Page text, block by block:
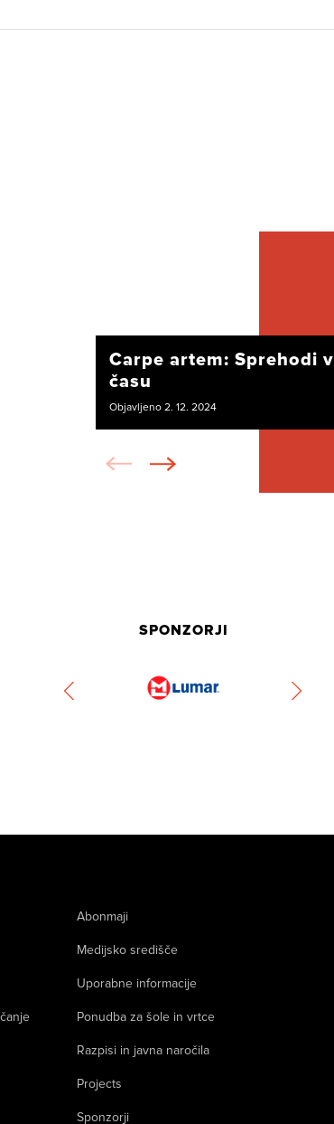
Carpe artem: Sprehodi v
času
Objavljeno 2. 12. 2024
SPONZORJI
Abonmaji
Medijsko središče
Uporabne informacije
Ponudba za šole in vrtce
Razpisi in javna naročila
Projects
Sponzorji